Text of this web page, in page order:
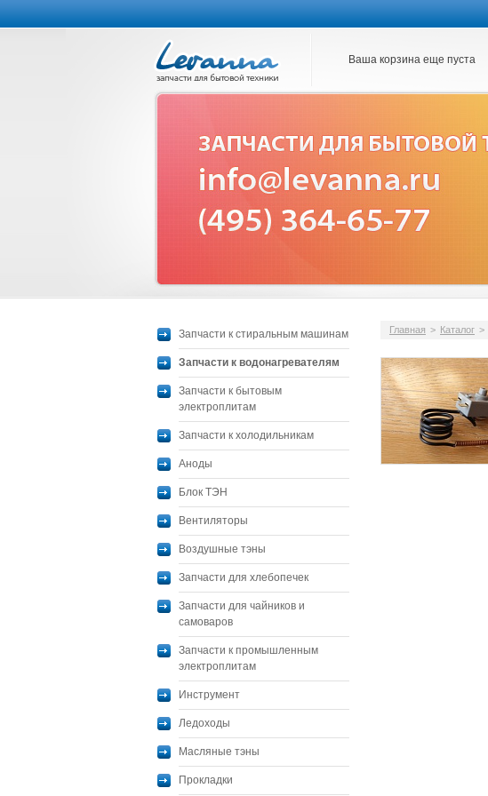
Ваша корзина еще пуста
Запчасти к стиральным машинам
Запчасти к водонагревателям
Запчасти к бытовым
электроплитам
Запчасти к холодильникам
Аноды
Блок ТЭН
Вентиляторы
Воздушные тэны
Запчасти для хлебопечек
Запчасти для чайников и
самоваров
Запчасти к промышленным
электроплитам
Инструмент
Ледоходы
Масляные тэны
Прокладки
Главная > Каталог >